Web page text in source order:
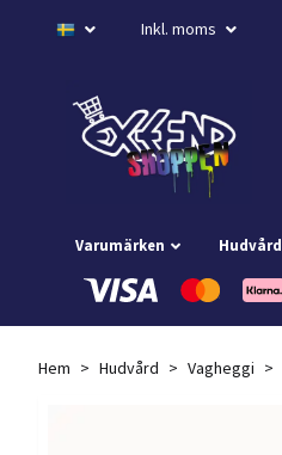
Inkl. moms
Varumärken Hudvård
Hem Hudvård Vagheggi